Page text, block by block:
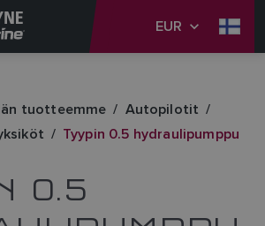
EUR
tuotteemme
Autopilotit
Tyypin 0.5 hydraulipumppu
0.5